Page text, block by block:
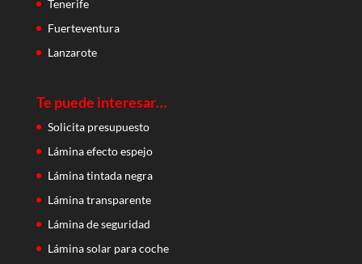
Tenerife
Fuerteventura
Lanzarote
Te puede interesar…
Solicita presupuesto
Lámina efecto espejo
Lámina tintada negra
Lámina transparente
Lámina de seguridad
Lámina solar para coche